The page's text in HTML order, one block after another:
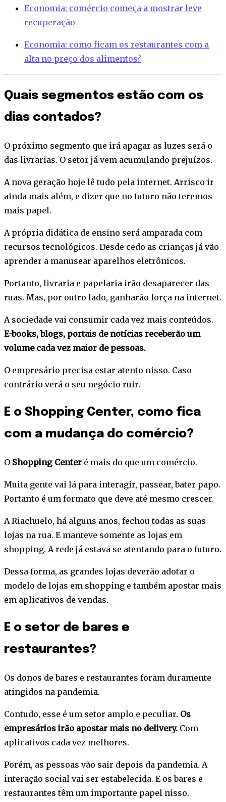
Economia: comércio começa a mostrar leve
recuperação
Economia: como ficam os restaurantes com a
alta no preço dos alimentos?
Quais segmentos estão com os
dias contados?
O próximo segmento que irá apagar as luzes será o
das livrarias. O setor já vem acumulando prejuízos.
A nova geração hoje lê tudo pela internet. Arrisco ir
ainda mais além, e dizer que no futuro não teremos
mais papel.
A própria didática de ensino será amparada com
recursos tecnológicos. Desde cedo as crianças já vão
aprender a manusear aparelhos eletrônicos.
Portanto, livraria e papelaria irão desaparecer das
ruas. Mas, por outro lado, ganharão força na internet.
A sociedade vai consumir cada vez mais conteúdos.
E-books, blogs, portais de notícias receberão um
volume cada vez maior de pessoas.
O empresário precisa estar atento nisso. Caso
contrário verá o seu negócio ruir.
E o Shopping Center, como fica
com a mudança do comércio?
O Shopping Center é mais do que um comércio.
Muita gente vai lá para interagir, passear, bater papo.
Portanto é um formato que deve até mesmo crescer.
A Riachuelo, há alguns anos, fechou todas as suas
lojas na rua. E manteve somente as lojas em
shopping. A rede já estava se atentando para o futuro.
Dessa forma, as grandes lojas deverão adotar o
modelo de lojas em shopping e também apostar mais
em aplicativos de vendas.
E o setor de bares e
restaurantes?
Os donos de bares e restaurantes foram duramente
atingidos na pandemia.
Contudo, esse é um setor amplo e peculiar. Os
empresários irão apostar mais no delivery. Com
aplicativos cada vez melhores.
Porém, as pessoas vão sair depois da pandemia. A
interação social vai ser estabelecida. E os bares e
restaurantes têm um importante papel nisso.